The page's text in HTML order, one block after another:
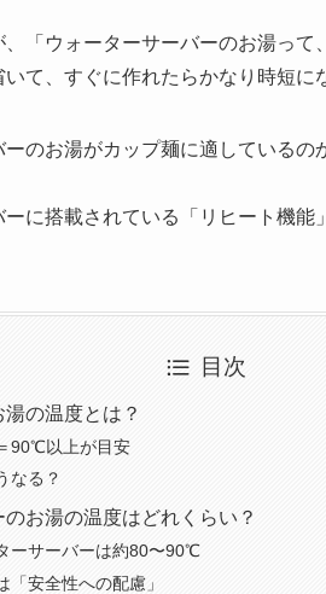
「ウォーターサーバーのお湯って
て、すぐに作れたらかなり時短に
のお湯がカップ麺に適しているの
に搭載されている「リヒート機能
目次
の温度とは？
90℃以上が目安
なる？
お湯の温度はどれくらい？
ーサーバーは約80〜90℃
「安全性への配慮」